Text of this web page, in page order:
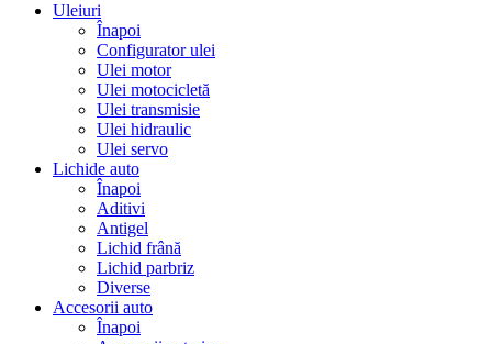
Uleiuri
Înapoi
Configurator ulei
Ulei motor
Ulei motocicletă
Ulei transmisie
Ulei hidraulic
Ulei servo
Lichide auto
Înapoi
Aditivi
Antigel
Lichid frână
Lichid parbriz
Diverse
Accesorii auto
Înapoi